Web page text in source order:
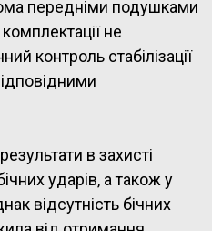
передніми подушками
не
контроль стабілізації
в захисті
ударів, а також у
відсутність бічних